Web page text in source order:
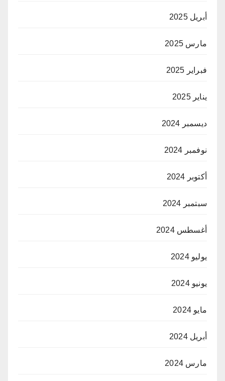
أبريل 2025
مارس 2025
فبراير 2025
يناير 2025
ديسمبر 2024
نوفمبر 2024
أكتوبر 2024
سبتمبر 2024
أغسطس 2024
يوليو 2024
يونيو 2024
مايو 2024
أبريل 2024
مارس 2024